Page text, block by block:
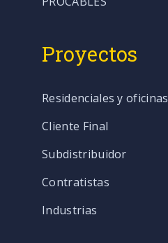
Proyectos
Residenciales y oficinas
Cliente Final
Subdistribuidor
Contratistas
Industrias